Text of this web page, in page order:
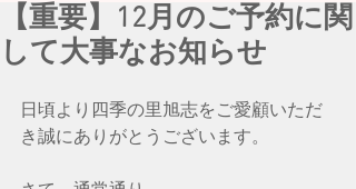
【重要】12月のご予約に関
して大事なお知らせ
日頃より四季の里旭志をご愛顧いただ
き誠にありがとうございます。